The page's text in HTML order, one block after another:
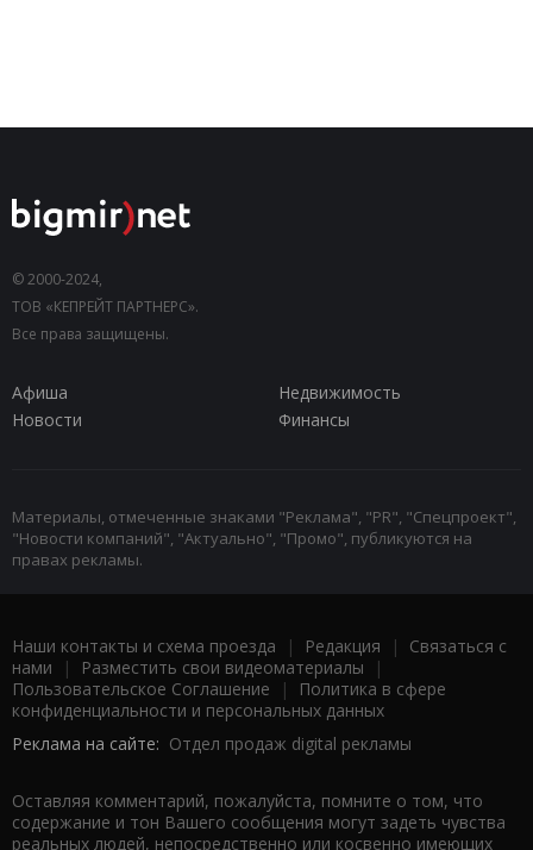
© 2000-2024,
ТОВ «КЕПРЕЙТ ПАРТНЕРС».
Все права защищены.
Афиша
Недвижимость
Новости
Финансы
Материалы, отмеченные знаками "Реклама", "PR", "Спецпроект",
"Новости компаний", "Актуально", "Промо", публикуются на
правах рекламы.
Наши контакты и схема проезда | Редакция | Связаться с
нами | Разместить свои видеоматериалы |
Пользовательское Соглашение |
Политика в сфере
конфиденциальности и персональных данных
Реклама на сайте: Отдел продаж digital рекламы
Оставляя комментарий, пожалуйста, помните о том, что
содержание и тон Вашего сообщения могут задеть чувства
реальных людей, непосредственно или косвенно имеющих